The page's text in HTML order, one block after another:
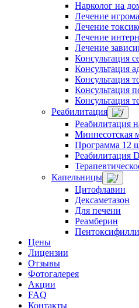
Нарколог на
Лечение
Лечение
Лечение
Лечение
Консультация
Консультация
Консультация
Консультация
Консультация
Реабилитация
Реабилитация
Миннесотская
Программа 12
Реабилитация
Капельницы
Цитофлавин
Дексаметазон
Для печени
Реамберин
Цены
Лицензии
Отзывы
Фотогалерея
Акции
FAQ
Контакты